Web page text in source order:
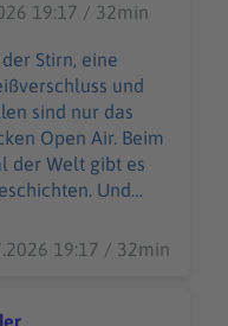
der Welt gibt es
Düsberg
nicht vom
Acker,
nimmt die
Herausforderung
85.000
19:17 / 32min
Stirn, eine
und
sind nur das
Open Air. Beim
der Welt gibt es
Und
vom
nimmt die
Fans sind in guten
19:17 / 32min